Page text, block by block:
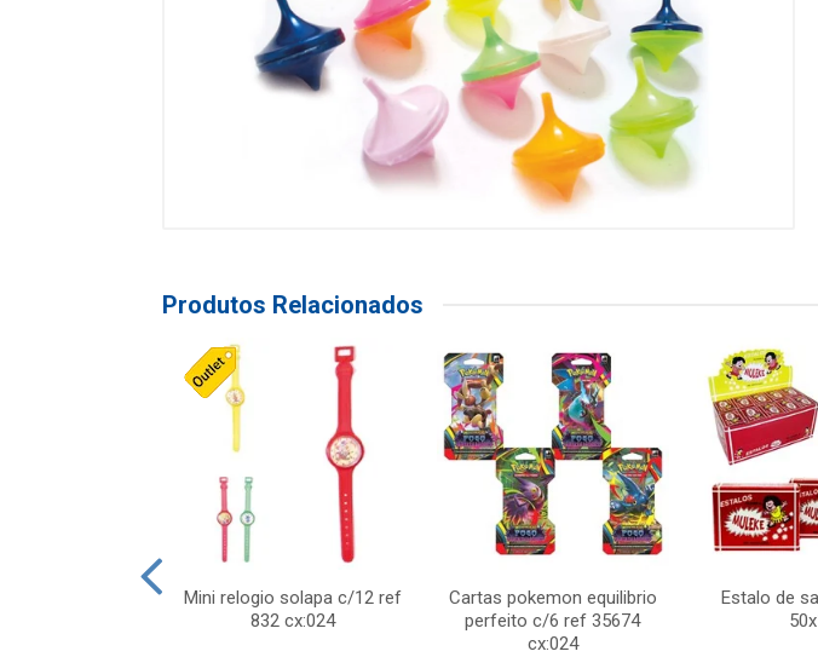
Produtos Relacionados
Mini relogio solapa c/12 ref
832 cx:024
Cartas pokemon equilibrio
perfeito c/6 ref 35674
cx:024
Estalo de